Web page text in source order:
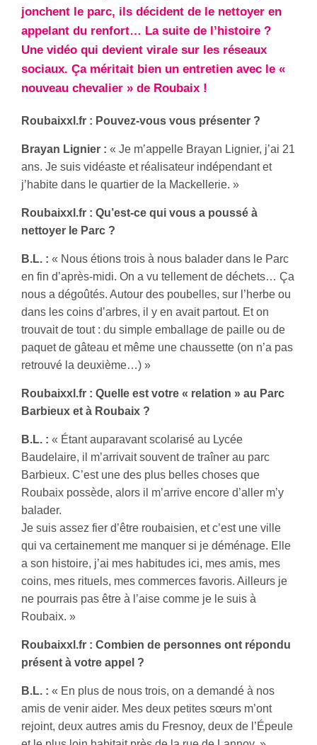
jonchent le parc, ils décident de le nettoyer en
appelant du renfort… La suite de l’histoire ?
Une vidéo qui devient virale sur les réseaux
sociaux. Ça méritait bien un entretien avec le «
nouveau chevalier » de Roubaix !
Roubaixxl.fr : Pouvez-vous vous présenter ?
Brayan Lignier : « Je m’appelle Brayan Lignier, j’ai 21
ans. Je suis vidéaste et réalisateur indépendant et
j’habite dans le quartier de la Mackellerie. »
Roubaixxl.fr : Qu’est-ce qui vous a poussé à
nettoyer le Parc ?
B.L. : « Nous étions trois à nous balader dans le Parc
en fin d’après-midi. On a vu tellement de déchets… Ça
nous a dégoûtés. Autour des poubelles, sur l’herbe ou
dans les coins d’arbres, il y en avait partout. Et on
trouvait de tout : du simple emballage de paille ou de
paquet de gâteau et même une chaussette (on n’a pas
retrouvé la deuxième…) »
Roubaixxl.fr : Quelle est votre « relation » au Parc
Barbieux et à Roubaix ?
B.L. : « Étant auparavant scolarisé au Lycée
Baudelaire, il m’arrivait souvent de traîner au parc
Barbieux. C’est une des plus belles choses que
Roubaix possède, alors il m’arrive encore d’aller m’y
balader.
Je suis assez fier d’être roubaisien, et c’est une ville
qui va certainement me manquer si je déménage. Elle
a son histoire, j’ai mes habitudes ici, mes amis, mes
coins, mes rituels, mes commerces favoris. Ailleurs je
ne pourrais pas être à l’aise comme je le suis à
Roubaix. »
Roubaixxl.fr : Combien de personnes ont répondu
présent à votre appel ?
B.L. : « En plus de nous trois, on a demandé à nos
amis de venir aider. Mes deux petites sœurs m’ont
rejoint, deux autres amis du Fresnoy, deux de l’Épeule